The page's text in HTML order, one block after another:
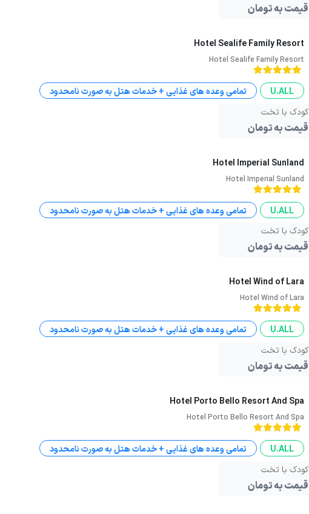
قیمت به تومان
Hotel Sealife Family Resort
Hotel Sealife Family Resort
U.ALL
تمامی وعده های غذایی + خدمات هتل به صورت نامحدود
کودک با تخت
قیمت به تومان
Hotel Imperial Sunland
Hotel Imperial Sunland
U.ALL
تمامی وعده های غذایی + خدمات هتل به صورت نامحدود
کودک با تخت
قیمت به تومان
Hotel Wind of Lara
Hotel Wind of Lara
U.ALL
تمامی وعده های غذایی + خدمات هتل به صورت نامحدود
کودک با تخت
قیمت به تومان
Hotel Porto Bello Resort And Spa
Hotel Porto Bello Resort And Spa
U.ALL
تمامی وعده های غذایی + خدمات هتل به صورت نامحدود
کودک با تخت
قیمت به تومان